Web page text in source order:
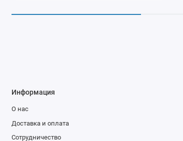
Информация
О нас
Доставка и оплата
Сотрудничество